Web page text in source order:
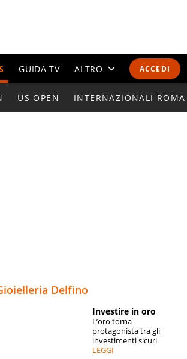
ACCEDI
GUIDA TV ALTRO
CALENDARI E CLASSIFICHE
ESPERTI
US OPEN INTERNAZIONALI ROMA
Delfino
Investire in oro
L’oro torna
protagonista tra gli
investimenti sicuri
LEGGI